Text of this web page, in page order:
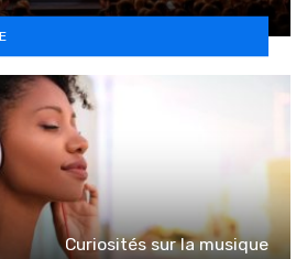
Curiosités sur la musique